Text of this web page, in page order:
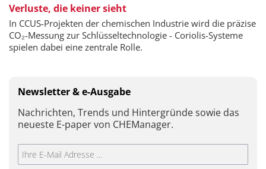
Verluste, die keiner sieht
In CCUS-Projekten der chemischen Industrie wird die präzise
CO₂-Messung zur Schlüsseltechnologie - Coriolis-Systeme
spielen dabei eine zentrale Rolle.
Newsletter & e-Ausgabe
Nachrichten, Trends und Hintergründe sowie das
neueste E-paper von CHEManager.